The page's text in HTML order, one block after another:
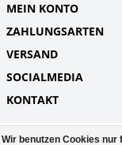
MEIN KONTO
ZAHLUNGSARTEN
VERSAND
SOCIALMEDIA
KONTAKT
Wir benutzen Cookies nur